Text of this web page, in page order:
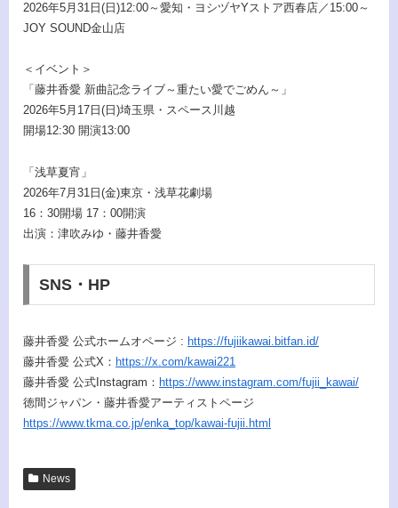
2026年5月31日(日)12:00～愛知・ヨシヅヤYストア西春店／15:00～
JOY SOUND金山店
＜イベント＞
「藤井香愛 新曲記念ライブ～重たい愛でごめん～」
2026年5月17日(日)埼玉県・スペース川越
開場12:30 開演13:00
「浅草夏宵」
2026年7月31日(金)東京・浅草花劇場
16：30開場 17：00開演
出演：津吹みゆ・藤井香愛
SNS・HP
藤井香愛 公式ホームオページ : https://fujiikawai.bitfan.id/
藤井香愛 公式X： https://x.com/kawai221
藤井香愛 公式Instagram： https://www.instagram.com/fujii_kawai/
徳間ジャパン・藤井香愛アーティストページ
https://www.tkma.co.jp/enka_top/kawai-fujii.html
News